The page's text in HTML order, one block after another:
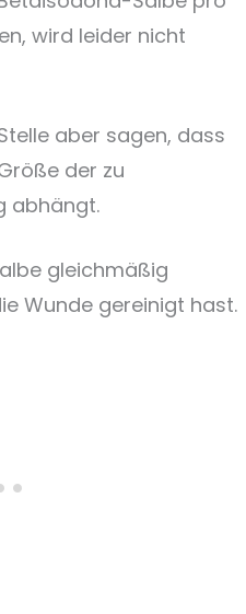
wird leider nicht
aber sagen, dass
der zu
abhängt.
gleichmäßig
Wunde gereinigt hast.